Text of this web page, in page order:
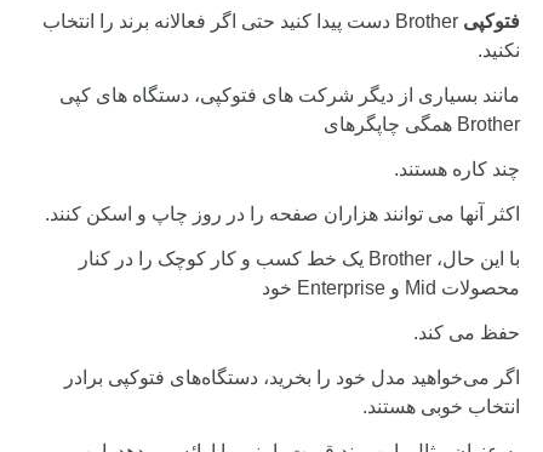
فتوکپی
Brother دست پیدا کنید حتی اگر فعالانه برند را انتخاب
نکنید.
مانند بسیاری از دیگر شرکت های فتوکپی، دستگاه های کپی
Brother همگی چاپگرهای
چند کاره هستند.
اکثر آنها می توانند هزاران صفحه را در روز چاپ و اسکن کنند.
با این حال، Brother یک خط کسب و کار کوچک را در کنار
محصولات Mid و Enterprise خود
حفظ می کند.
اگر می‌خواهید مدل خود را بخرید، دستگاه‌های فتوکپی برادر
انتخاب خوبی هستند.